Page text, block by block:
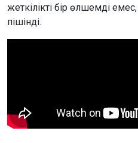
жеткілікті бір өлшемді
пішінді.